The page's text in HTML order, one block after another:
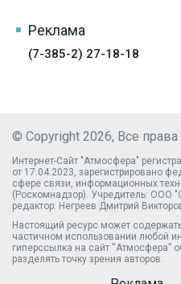
Реклама
(7-385-2) 27-18-18
© Copyright 2026, Все
Интернет-Сайт "Атмосфера"
от 17.04.2023, зарегистрировано
сфере связи, информационных
(Роскомнадзор). Учредитель: ООО
редактор: Негреев Дмитрий
Настоящий ресурс может
частичном использовании любой
гиперссылка на сайт “Атмосфера”
разделять точку зрения авторов.